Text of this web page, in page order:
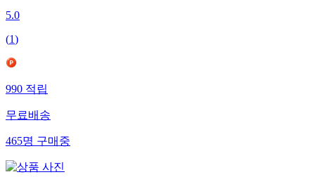
5.0
(1)
990적립
무료배송
465명구매중